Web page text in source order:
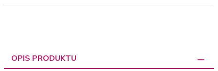
OPIS PRODUKTU